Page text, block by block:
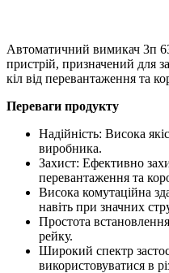
Автоматичний вимикач 3п
пристрій, призначений для
кіл від перевантаження та
Переваги продукту
Надійність: Висока
виробника.
Захист: Ефективно
перевантаження та
Висока комутаційна
навіть при значних
Простота
рейку.
Широкий спектр
використовуватися в